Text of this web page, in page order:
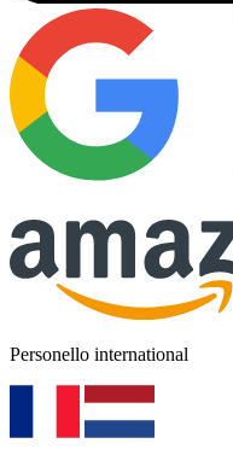
Personello international